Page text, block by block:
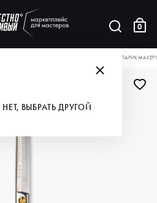
0
НЕТ, ВЫБРАТЬ ДРУГОЙ
KEDAKE НОЖНИЦЫ